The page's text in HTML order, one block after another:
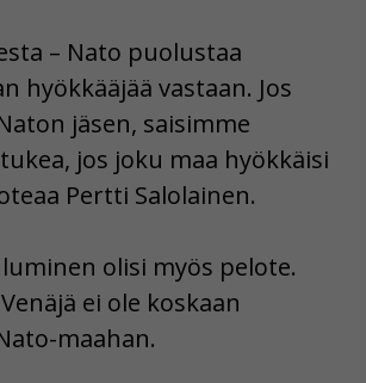
– Nato puolustaa
hyökkääjää vastaan. Jos
jäsen, saisimme
jos joku maa hyökkäisi
Pertti Salolainen.
olisi myös pelote.
ei ole koskaan
maahan.